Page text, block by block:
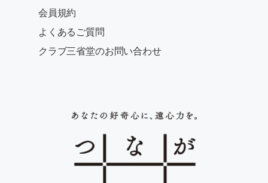
会員規約
よくあるご質問
クラブ三省堂のお問い合わせ